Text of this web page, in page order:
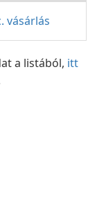
vásárlás
a listából, itt